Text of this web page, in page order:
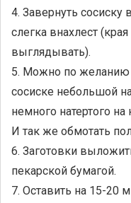
4. Завернуть сосиску
слегка внахлест
выглядывать).
5. Можно по желанию
сосиске небольшой
немного натертого
И так же обмотать
6. Заготовки
пекарской бумагой.
7. Оставить на 15-20